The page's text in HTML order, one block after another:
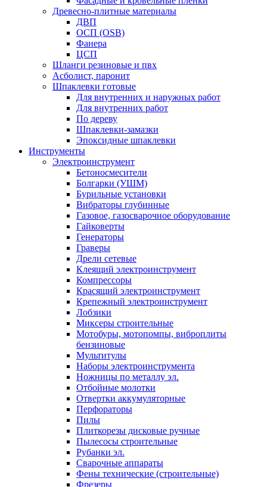
Древесно-плитные материалы
ДВП
ОСП (OSB)
Фанера
ЦСП
Шланги резиновые и пвх
Асболист, паронит
Шпаклевки готовые
Для внутренних и наружных работ
Для внутренних работ
По дереву
Шпаклевки-замазки
Эпоксидные шпаклевки
Инструменты
Электроинструмент
Бетоносмесители
Болгарки (УШМ)
Бурильные установки
Вибраторы глубинные
Газовое, газосварочное оборудование
Гайковерты
Генераторы
Граверы
Дрели сетевые
Клеящий электроинструмент
Компрессоры
Красящий электроинструмент
Крепежный электроинструмент
Лобзики
Миксеры строительные
Мотобуры, мотопомпы, виброплиты
бензиновые
Мультитулы
Наборы электроинструмента
Ножницы по металлу эл.
Отбойные молотки
Отвертки аккумуляторные
Перфораторы
Пилы
Плиткорезы дисковые ручные
Пылесосы строительные
Рубанки эл.
Сварочные аппараты
Фены технические (строительные)
Фрезеры